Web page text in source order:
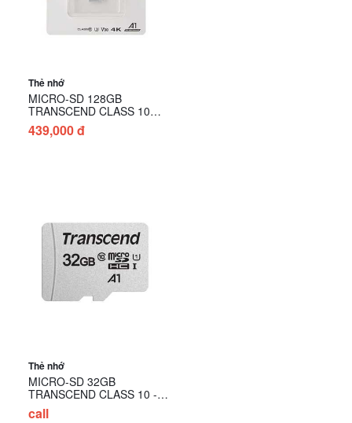
Thẻ nhớ
MICRO-SD 128GB
TRANSCEND CLASS 10
(không có adapter )
439,000 đ
Thẻ nhớ
MICRO-SD 32GB
TRANSCEND CLASS 10 -
TS32GUSD300S
call